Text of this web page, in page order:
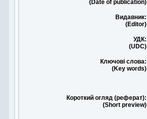
(Date of publication)
Видавник:
(Editor)
УДК:
(UDC)
Ключові слова:
(Key words)
Короткий огляд (реферат):
(Short preview)